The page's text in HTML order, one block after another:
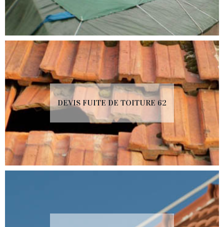
DEVIS FUITE DE TOITURE 62